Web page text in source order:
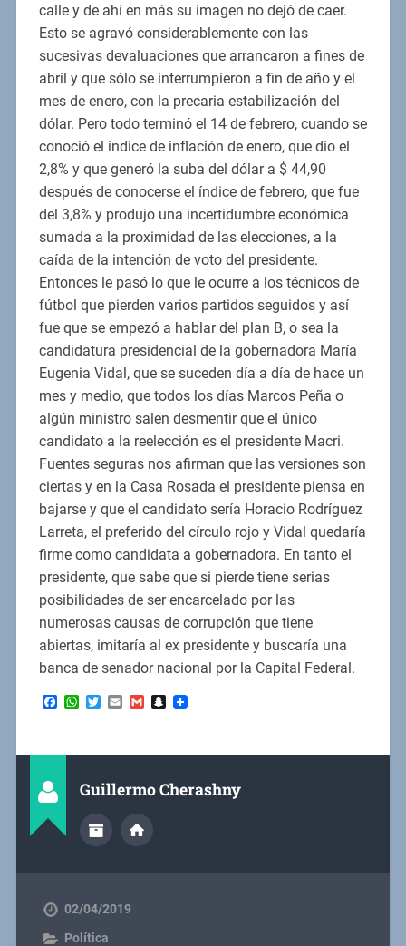
calle y de ahí en más su imagen no dejó de caer.
Esto se agravó considerablemente con las
sucesivas devaluaciones que arrancaron a fines de
abril y que sólo se interrumpieron a fin de año y el
mes de enero, con la precaria estabilización del
dólar. Pero todo terminó el 14 de febrero, cuando se
conoció el índice de inflación de enero, que dio el
2,8% y que generó la suba del dólar a $ 44,90
después de conocerse el índice de febrero, que fue
del 3,8% y produjo una incertidumbre económica
sumada a la proximidad de las elecciones, a la
caída de la intención de voto del presidente.
Entonces le pasó lo que le ocurre a los técnicos de
fútbol que pierden varios partidos seguidos y así
fue que se empezó a hablar del plan B, o sea la
candidatura presidencial de la gobernadora María
Eugenia Vidal, que se suceden día a día de hace un
mes y medio, que todos los días Marcos Peña o
algún ministro salen desmentir que el único
candidato a la reelección es el presidente Macri.
Fuentes seguras nos afirman que las versiones son
ciertas y en la Casa Rosada el presidente piensa en
bajarse y que el candidato sería Horacio Rodríguez
Larreta, el preferido del círculo rojo y Vidal quedaría
firme como candidata a gobernadora. En tanto el
presidente, que sabe que si pierde tiene serias
posibilidades de ser encarcelado por las
numerosas causas de corrupción que tiene
abiertas, imitaría al ex presidente y buscaría una
banca de senador nacional por la Capital Federal.
Facebook
WhatsApp
Twitter
EmailGmailSnapchat
Guillermo Cherashny
02/04/2019
Política